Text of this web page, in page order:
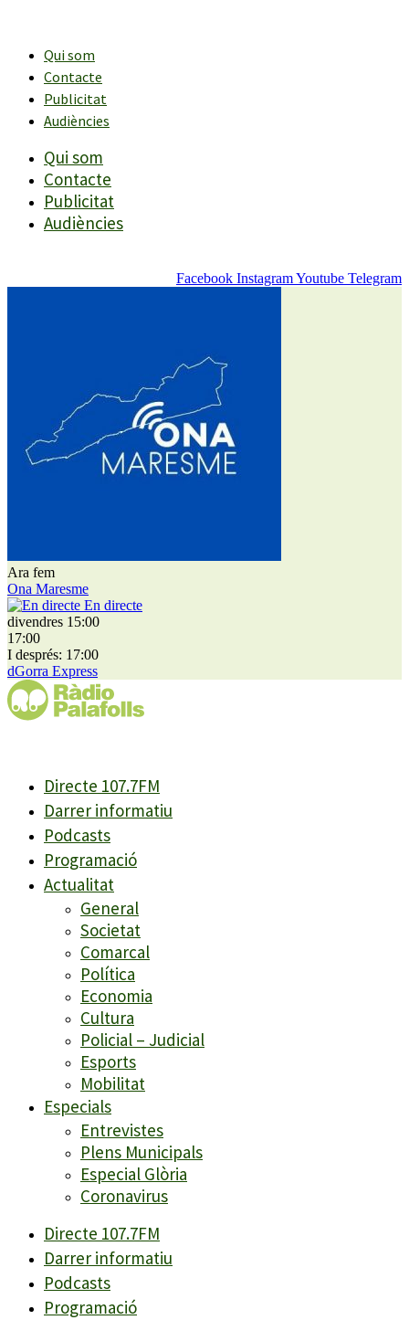
contingutQui som
Contacte
Publicitat
Audiències
Qui som
Contacte
Publicitat
Audiències
Facebook InstagramYoutube Telegram
Ara fem
Ona Maresme
En directe
divendres 15:00
17:00
I després: 17:00
dGorra Express
Directe 107.7FM
Darrer informatiu
Podcasts
Programació
Actualitat
General
Societat
Comarcal
Política
Economia
Cultura
Policial – Judicial
Esports
Mobilitat
Especials
Entrevistes
Plens Municipals
Especial Glòria
Coronavirus
Directe 107.7FM
Darrer informatiu
Podcasts
Programació